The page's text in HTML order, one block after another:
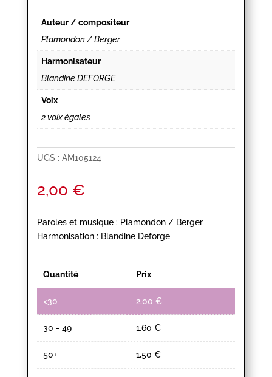
Auteur / compositeur
Plamondon / Berger
Harmonisateur
Blandine DEFORGE
Voix
2 voix égales
UGS : AM105124
2,00 €
Paroles et musique : Plamondon / Berger
Harmonisation : Blandine Deforge
Quantité Prix
<30 2,00 €
30 - 49 1,60 €
50+ 1,50 €